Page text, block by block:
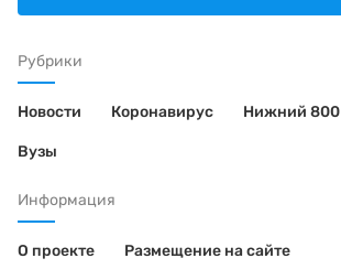
Рубрики
Новости Коронавирус Нижний 800
Вузы
Информация
О проекте Размещение на сайте